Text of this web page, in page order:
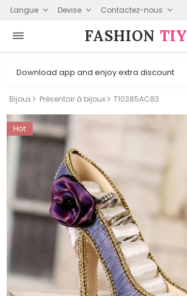
Langue Devise Contactez-nous
FASHION⁠ TIY
Download app and enjoy extra discount
Bijoux Présentoir à bijoux T10385AC83